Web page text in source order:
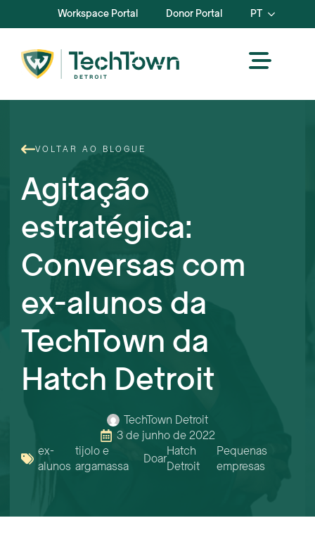
Workspace Portal Donor Portal PT
VOLTAR AO BLOGUE
Agitação
estratégica:
Conversas com
ex-alunos da
TechTown da
Hatch Detroit
TechTown Detroit
3 de junho de 2022
ex-
alunos
tijolo e
argamassa
DoarHatch
Detroit
Pequenas
empresas